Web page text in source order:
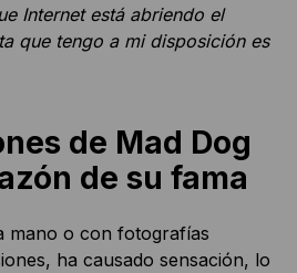
Internet está abriendo el
que tengo a mi disposición es
de Mad Dog
de su fama
mano o con fotografías
ha causado sensación, lo